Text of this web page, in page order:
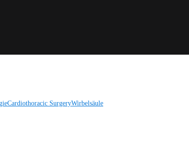
Cardiothoracic SurgeryWirbelsäule